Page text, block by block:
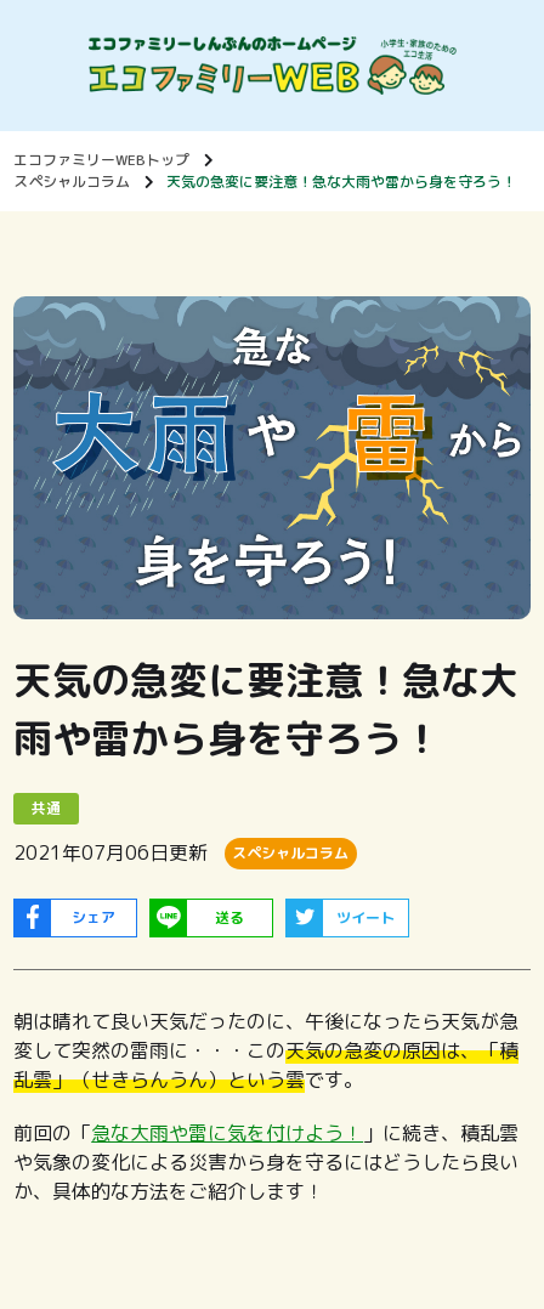
エコファミリーWEBトップ
スペシャルコラム
天気の急変に要注意！急な大雨や雷から身を守ろう！
天気の急変に要注意！急な大
雨や雷から身を守ろう！
共通
2021年07月06日更新 スペシャルコラム
シェア 送る ツイート
朝は晴れて良い天気だったのに、午後になったら天気が急
変して突然の雷雨に・・・この天気の急変の原因は、「積
乱雲」（せきらんうん）という雲です。
前回の「急な大雨や雷に気を付けよう！ 」に続き、積乱雲
や気象の変化による災害から身を守るにはどうしたら良い
か、具体的な方法をご紹介します！